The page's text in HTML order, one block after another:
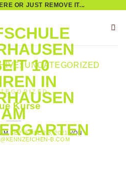
OR JUST REMOVE IT...
UNCATEGORIZED
Kurse
AMSEPTEMBER 3, 2021 VON
B.COM